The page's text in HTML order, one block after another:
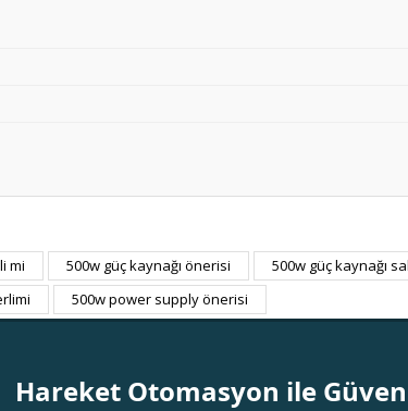
Bu ürüne ilk yorumu siz yapın!
mi 500w güç kaynağı önerisi 500w güç kaynağı
500w power supply önerisi
Hareket Otomasyon ile